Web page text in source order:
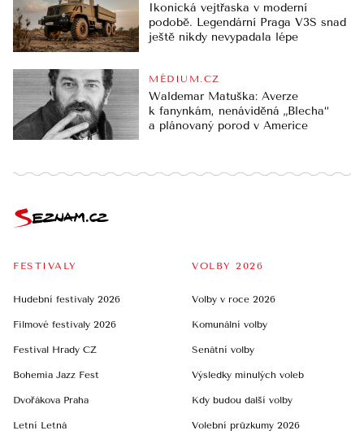
Ikonická vejtřaska v moderní
podobě. Legendární Praga V3S snad
ještě nikdy nevypadala lépe
MÉDIUM.CZ
Waldemar Matuška: Averze
k fanynkám, nenáviděná „Blecha“
a plánovaný porod v Americe
FESTIVALY
Hudební festivaly 2026
Filmové festivaly 2026
Festival Hrady CZ
Bohemia Jazz Fest
Dvořákova Praha
Letní Letná
VOLBY 2026
Volby v roce 2026
Komunální volby
Senátní volby
Výsledky minulých voleb
Kdy budou další volby
Volební průzkumy 2026